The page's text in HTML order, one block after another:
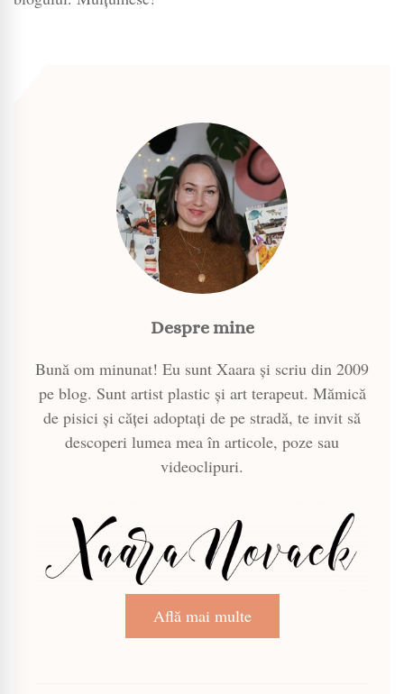
Despre mine
Bună om minunat! Eu sunt Xaara și scriu din 2009
pe blog. Sunt artist plastic și art terapeut. Mămică
de pisici și căței adoptați de pe stradă, te invit să
descoperi lumea mea în articole, poze sau
videoclipuri.
Află mai multe